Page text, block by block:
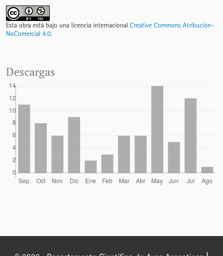
Esta obra está bajo una licencia internacional Creative Commons Atribución-
NoComercial 4.0.
Descargas